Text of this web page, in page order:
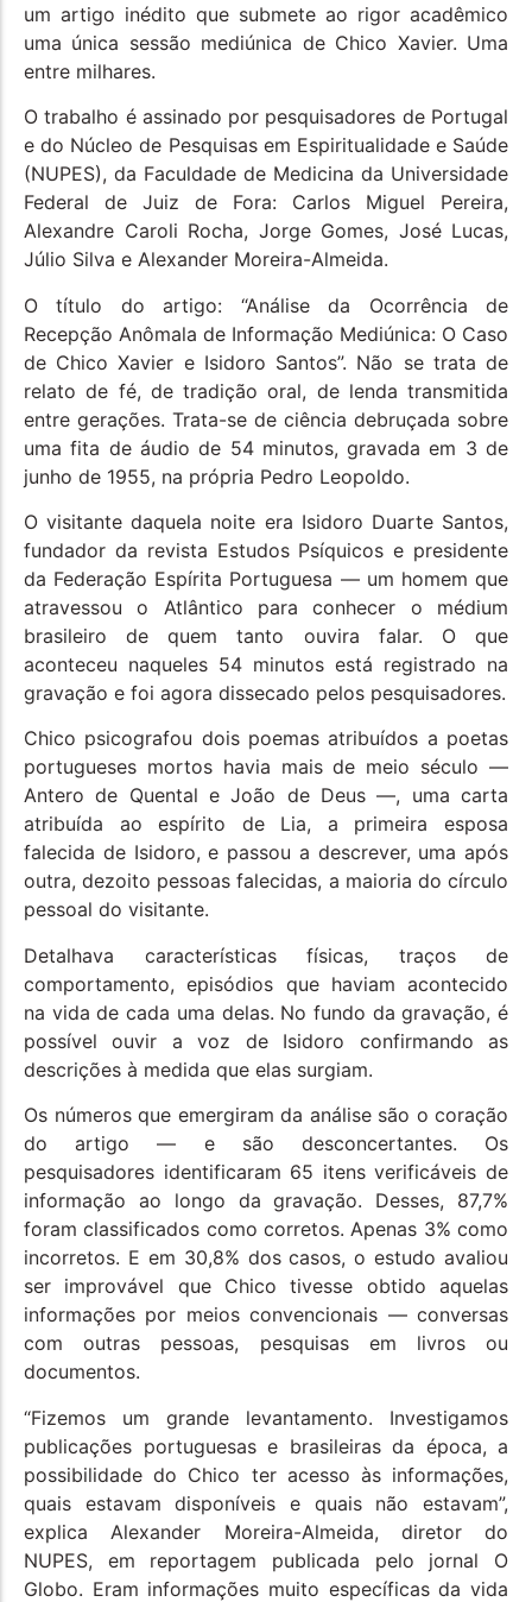
um artigo inédito que submete ao rigor acadêmico
uma única sessão mediúnica de Chico Xavier. Uma
entre milhares.
O trabalho é assinado por pesquisadores de Portugal
e do Núcleo de Pesquisas em Espiritualidade e Saúde
(NUPES), da Faculdade de Medicina da Universidade
Federal de Juiz de Fora: Carlos Miguel Pereira,
Alexandre Caroli Rocha, Jorge Gomes, José Lucas,
Júlio Silva e Alexander Moreira-Almeida.
O título do artigo: “Análise da Ocorrência de
Recepção Anômala de Informação Mediúnica: O Caso
de Chico Xavier e Isidoro Santos”. Não se trata de
relato de fé, de tradição oral, de lenda transmitida
entre gerações. Trata-se de ciência debruçada sobre
uma fita de áudio de 54 minutos, gravada em 3 de
junho de 1955, na própria Pedro Leopoldo.
O visitante daquela noite era Isidoro Duarte Santos,
fundador da revista Estudos Psíquicos e presidente
da Federação Espírita Portuguesa — um homem que
atravessou o Atlântico para conhecer o médium
brasileiro de quem tanto ouvira falar. O que
aconteceu naqueles 54 minutos está registrado na
gravação e foi agora dissecado pelos pesquisadores.
Chico psicografou dois poemas atribuídos a poetas
portugueses mortos havia mais de meio século —
Antero de Quental e João de Deus —, uma carta
atribuída ao espírito de Lia, a primeira esposa
falecida de Isidoro, e passou a descrever, uma após
outra, dezoito pessoas falecidas, a maioria do círculo
pessoal do visitante.
Detalhava características físicas, traços de
comportamento, episódios que haviam acontecido
na vida de cada uma delas. No fundo da gravação, é
possível ouvir a voz de Isidoro confirmando as
descrições à medida que elas surgiam.
Os números que emergiram da análise são o coração
do artigo — e são desconcertantes. Os
pesquisadores identificaram 65 itens verificáveis de
informação ao longo da gravação. Desses, 87,7%
foram classificados como corretos. Apenas 3% como
incorretos. E em 30,8% dos casos, o estudo avaliou
ser improvável que Chico tivesse obtido aquelas
informações por meios convencionais — conversas
com outras pessoas, pesquisas em livros ou
documentos.
“Fizemos um grande levantamento. Investigamos
publicações portuguesas e brasileiras da época, a
possibilidade do Chico ter acesso às informações,
quais estavam disponíveis e quais não estavam”,
explica Alexander Moreira-Almeida, diretor do
NUPES, em reportagem publicada pelo jornal O
Globo. Eram informações muito específicas da vida